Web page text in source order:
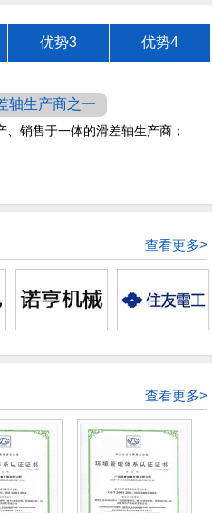
优势3 优势4
轴生产商之一
销售于一体的滑差轴生产商；
查看更多>
查看更多>